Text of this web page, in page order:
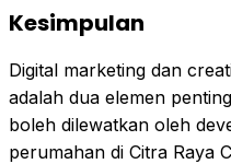
Kesimpulan
Digital marketing dan
adalah dua elemen
boleh dilewatkan oleh
perumahan di Citra Raya